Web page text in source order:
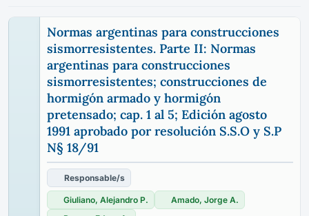
Normas argentinas para construcciones
sismorresistentes. Parte II: Normas
argentinas para construcciones
sismorresistentes; construcciones de
hormigón armado y hormigón
pretensado; cap. 1 al 5; Edición agosto
1991 aprobado por resolución S.S.O y S.P
N§ 18/91
Responsable/s
Giuliano, Alejandro P.
Amado, Jorge A.